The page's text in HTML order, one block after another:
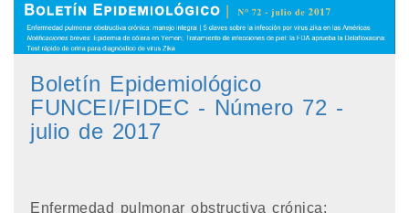
Boletín Epidemiológico
FUNCEI/FIDEC - Número 72 -
julio de 2017
Enfermedad pulmonar obstructiva crónica: